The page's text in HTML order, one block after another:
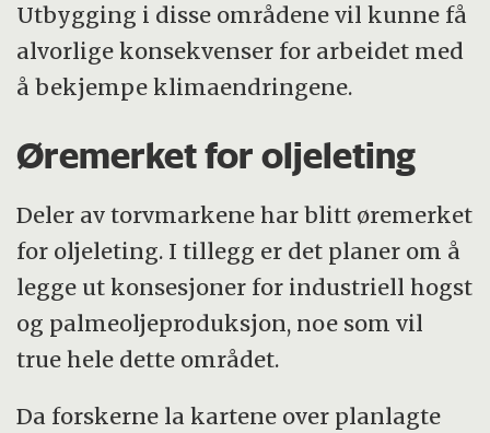
Utbygging i disse områdene vil kunne få
alvorlige konsekvenser for arbeidet med
å bekjempe klimaendringene.
Øremerket for oljeleting
Deler av torvmarkene har blitt øremerket
for oljeleting. I tillegg er det planer om å
legge ut konsesjoner for industriell hogst
og palmeoljeproduksjon, noe som vil
true hele dette området.
Da forskerne la kartene over planlagte